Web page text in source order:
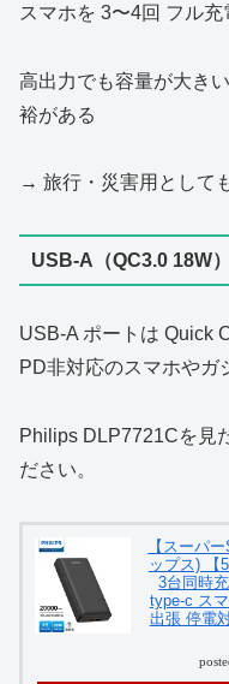
スマホを 3〜4回 フル充
高出力でも容量が大き
裕がある
→ 旅行・災害用として
USB‑A（QC3.0 18W
USB‑A ポートは Quick
PD非対応のスマホやガ
Philips DLP7721Cを見
ださい。
【スーパ
ップス) 【
3台同時
type-c ス
出張 停電